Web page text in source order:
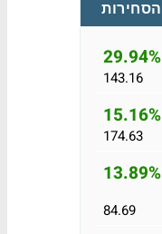
הסחירות
29.94%
143.16
15.16%
174.63
13.89%
84.69